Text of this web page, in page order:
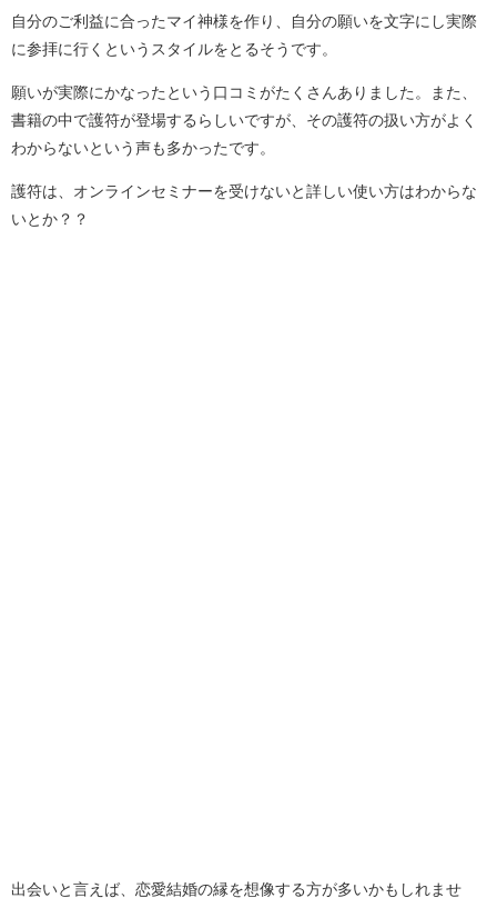
自分のご利益に合ったマイ神様を作り、自分の願いを文字にし実際
に参拝に行くというスタイルをとるそうです。
願いが実際にかなったという口コミがたくさんありました。また、
書籍の中で護符が登場するらしいですが、その護符の扱い方がよく
わからないという声も多かったです。
護符は、オンラインセミナーを受けないと詳しい使い方はわからな
いとか？？
出会いと言えば、恋愛結婚の縁を想像する方が多いかもしれませ